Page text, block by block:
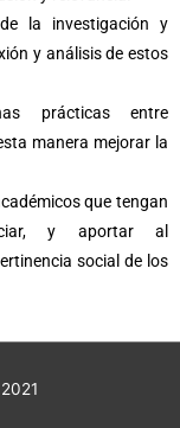
la investigación y
y análisis de estos
prácticas entre
manera mejorar la
que tengan
y aportar al
social de los